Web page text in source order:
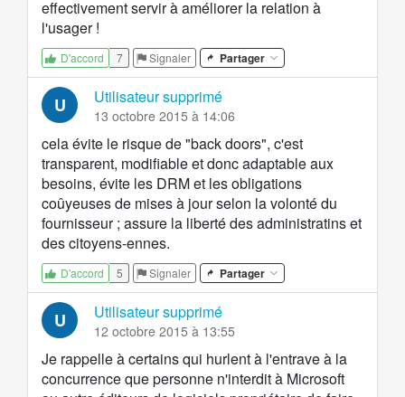
effectivement servir à améliorer la relation à
l'usager !
D'accord 7 Signaler Partager
U Utilisateur supprimé
13 octobre 2015 à 14:06
cela évite le risque de "back doors", c'est
transparent, modifiable et donc adaptable aux
besoins, évite les DRM et les obligations
coûyeuses de mises à jour selon la volonté du
fournisseur ; assure la liberté des administratins et
des citoyens-ennes.
D'accord 5 Signaler Partager
U Utilisateur supprimé
12 octobre 2015 à 13:55
Je rappelle à certains qui hurlent à l'entrave à la
concurrence que personne n'interdit à Microsoft